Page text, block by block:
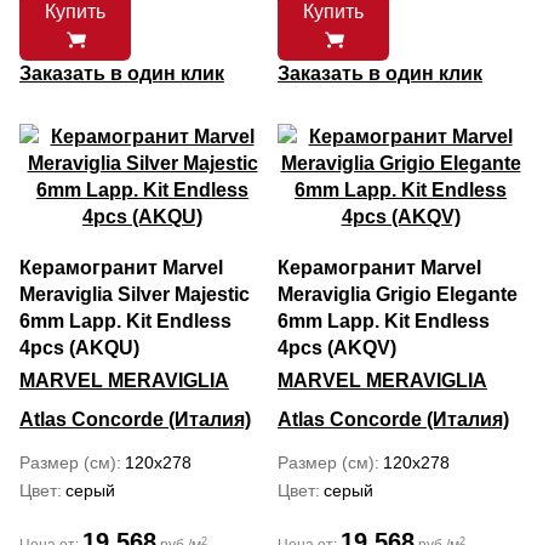
Купить
Заказать в один клик
Купить
Заказать в один клик
Керамогранит Marvel
Meraviglia Silver Majestic
6mm Lapp. Kit Endless
4pcs (AKQU)
MARVEL MERAVIGLIA
Atlas Concorde (Италия)
Размер (см) 120x278
Цвет серый
2
Керамогранит Marvel
Meraviglia Grigio Elegante
6mm Lapp. Kit Endless
4pcs (AKQV)
MARVEL MERAVIGLIA
Atlas Concorde (Италия)
Размер (см) 120x278
Цвет серый
2